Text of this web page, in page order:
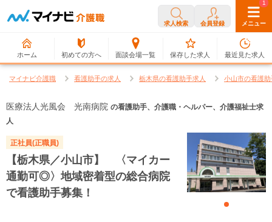
求人検索 会員登録 メニュー
ホーム 初めての方へ 面談会場一覧
0
保存した求人
1
最近見た求人
マイナビ介護職 看護助手の求人 栃木県の看護助手求人 小山市の看護
医療法人光風会 光南病院 の看護助手、介護職・ヘルパー、介護福祉士求
人
正社員(正職員)
【栃木県／小山市】 〈マイカー
通勤可◎〉地域密着型の総合病院
で看護助手募集！